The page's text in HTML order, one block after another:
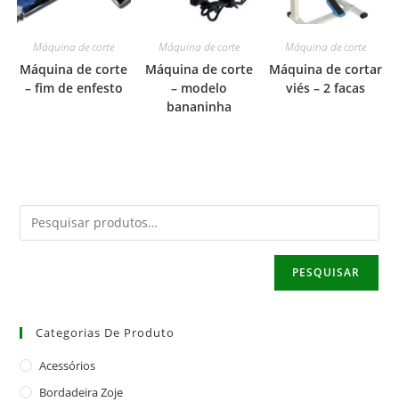
Máquina de corte
Máquina de corte
– fim de enfesto
Máquina de corte
Máquina de corte
– modelo
bananinha
Máquina de corte
Máquina de cortar
viés – 2 facas
PESQUISAR
Categorias De Produto
Acessórios
Bordadeira Zoje